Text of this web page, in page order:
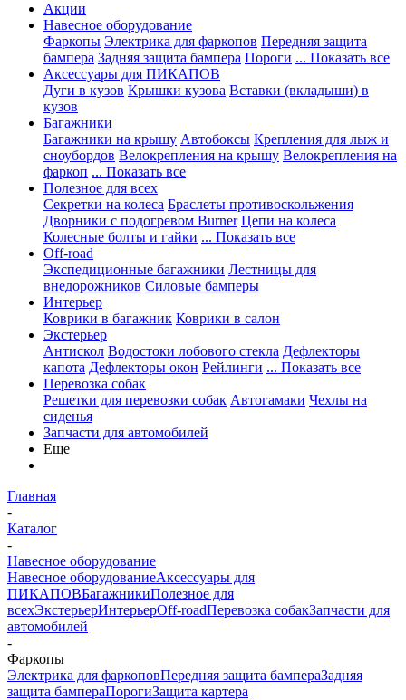
Акции
Навесное оборудование
Фаркопы Электрика для фаркопов Передняя защита
бампера Задняя защита бампера Пороги ... Показать все
Аксессуары для ПИКАПОВ
Дуги в кузов Крышки кузова Вставки (вкладыши) в
кузов
Багажники
Багажники на крышу Автобоксы Крепления для лыж и
сноубордов Велокрепления на крышу Велокрепления на
фаркоп ... Показать все
Полезное для всех
Секретки на колеса Браслеты противоскольжения
Дворники с подогревом Burner Цепи на колеса
Колесные болты и гайки ... Показать все
Off-road
Экспедиционные багажники Лестницы для
внедорожников Силовые бамперы
Интерьер
Коврики в багажник Коврики в салон
Экстерьер
Антискол Водостоки лобового стекла Дефлекторы
капота Дефлекторы окон Рейлинги ... Показать все
Перевозка собак
Решетки для перевозки собак Автогамаки Чехлы на
сиденья
Запчасти для автомобилей
Еще
Главная
-
Каталог
-
Навесное оборудование
Навесное оборудованиеАксессуары для
ПИКАПОВБагажникиПолезное для
всехЭкстерьерИнтерьерOff-roadПеревозка собакЗапчасти для
автомобилей
-
Фаркопы
Электрика для фаркоповПередняя защита бампераЗадняя
защита бампераПорогиЗащита картера